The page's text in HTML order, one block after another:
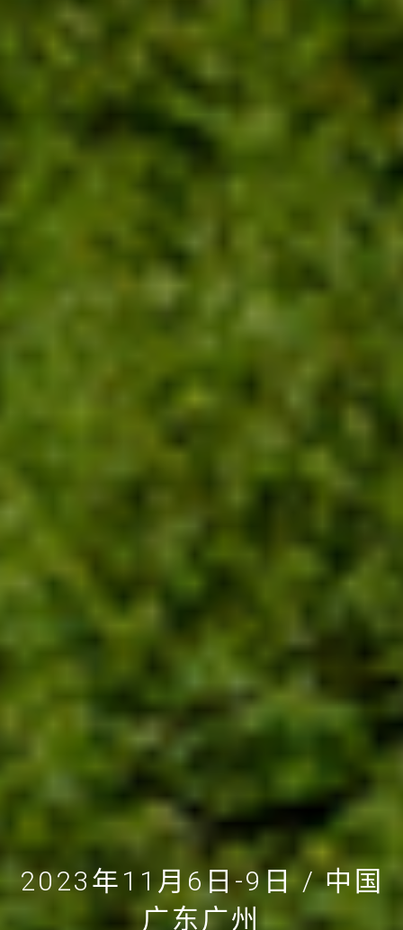
2023年11月6日-9日 / 中国
广东广州